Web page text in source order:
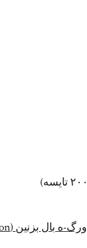
ورگ-ه بال بزنين (Support and Donation)